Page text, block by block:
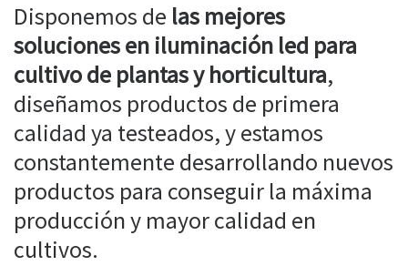
Disponemos de las mejores
soluciones en iluminación led para
cultivo de plantas y horticultura,
diseñamos productos de primera
calidad ya testeados, y estamos
constantemente desarrollando nuevos
productos para conseguir la máxima
producción y mayor calidad en
cultivos.